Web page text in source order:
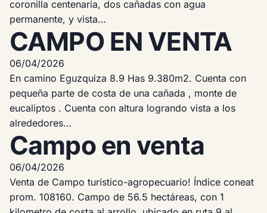
coronilla centenaria, dos cañadas con agua
permanente, y vista…
CAMPO EN VENTA
06/04/2026
En camino Eguzquiza 8.9 Has 9.380m2. Cuenta con
pequeña parte de costa de una cañada , monte de
eucaliptos . Cuenta con altura logrando vista a los
alrededores…
Campo en venta
06/04/2026
Venta de Campo turístico-agropecuario! Índice coneat
prom. 108160. Campo de 56.5 hectáreas, con 1